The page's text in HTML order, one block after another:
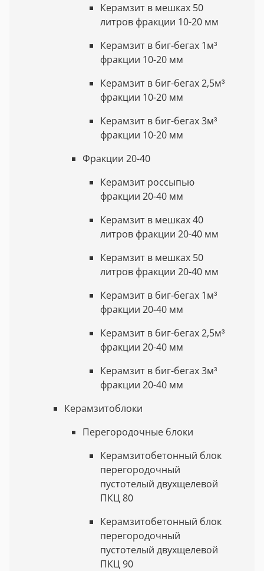
Керамзит в мешках 50
литров фракции 10-20 мм
Керамзит в биг-бегах 1м³
фракции 10-20 мм
Керамзит в биг-бегах 2,5м³
фракции 10-20 мм
Керамзит в биг-бегах 3м³
фракции 10-20 мм
Фракции 20-40
Керамзит россыпью
фракции 20-40 мм
Керамзит в мешках 40
литров фракции 20-40 мм
Керамзит в мешках 50
литров фракции 20-40 мм
Керамзит в биг-бегах 1м³
фракции 20-40 мм
Керамзит в биг-бегах 2,5м³
фракции 20-40 мм
Керамзит в биг-бегах 3м³
фракции 20-40 мм
Керамзитоблоки
Перегородочные блоки
Керамзитобетонный блок
перегородочный
пустотелый двухщелевой
ПКЦ 80
Керамзитобетонный блок
перегородочный
пустотелый двухщелевой
ПКЦ 90